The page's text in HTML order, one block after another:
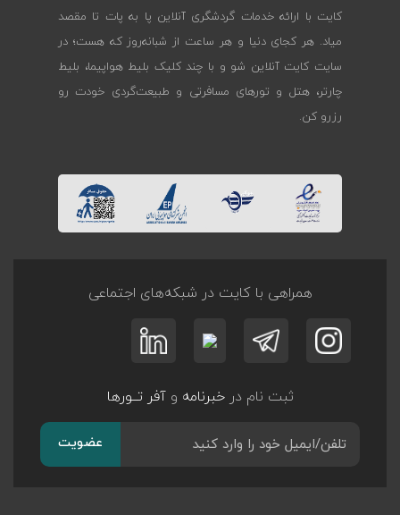
کایت با ارائه خدمات گردشگری آنلاین پا به پات تا مقصد
میاد. هر کجای دنیا و هر ساعت از شبانه‌روز که هست؛ در
سایت کایت آنلاین شو و با چند کلیک بلیط هواپیما، بلیط
چارتر، هتل و تورهای مسافرتی و طبیعت‌گردی خودت رو
رزرو کن.
همراهی با کایت در شبکه‌های اجتماعی
ثبت نام درخبرنامه وآفر تــورها
عضویت